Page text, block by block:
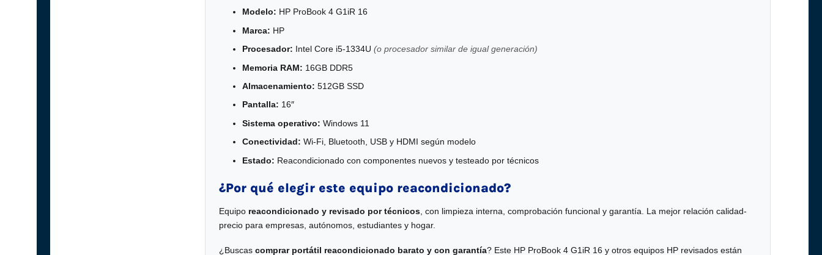
Modelo: HP ProBook 4 G1iR 16
Marca: HP
Procesador: Intel Core i5-1334U(o procesador similar de igual generación)
Memoria RAM: 16GB DDR5
Almacenamiento: 512GB SSD
Pantalla: 16″
Sistema operativo: Windows 11
Conectividad: Wi-Fi, Bluetooth, USB y HDMI según modelo
Estado: Reacondicionado con componentes nuevos y testeado por técnicos
¿Por qué elegir este equipo reacondicionado?
Equipo reacondicionado y revisado por técnicos , con limpieza interna, comprobación funcional y garantía. La mejor relación calidad-
precio para empresas, autónomos, estudiantes y hogar.
¿Buscas comprar portátil reacondicionado barato y con garantía? Este HP ProBook 4 G1iR 16 y otros equipos HP revisados están